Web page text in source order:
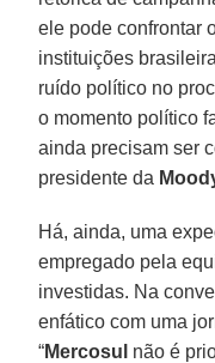
ele pode confrontar
instituições
ruído político no
o momento político
ainda precisam ser
presidente da
Há, ainda, uma
empregado pela
investidas. Na
enfático com uma
“Mercosul não é